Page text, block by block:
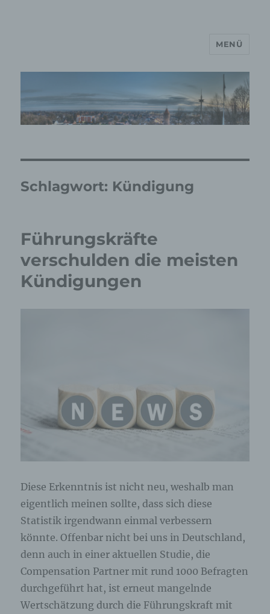
MP Mario Porten Beratung
Training Coaching
MENÜ
Schlagwort: Kündigung
Führungskräfte
verschulden die meisten
Kündigungen
Diese Erkenntnis ist nicht neu, weshalb man
eigentlich meinen sollte, dass sich diese
Statistik irgendwann einmal verbessern
könnte. Offenbar nicht bei uns in Deutschland,
denn auch in einer aktuellen Studie, die
Compensation Partner mit rund 1000 Befragten
durchgeführt hat, ist erneut mangelnde
Wertschätzung durch die Führungskraft mit